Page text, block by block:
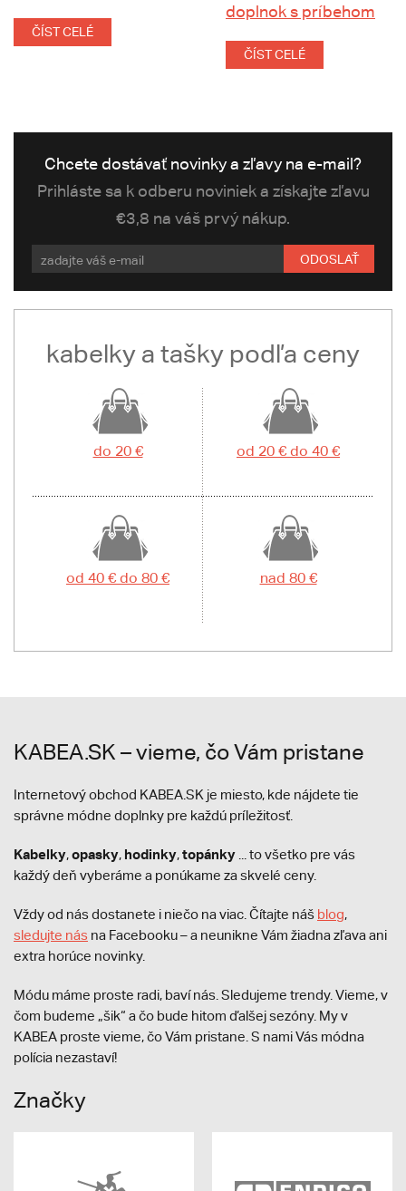
ČÍST CELÉ
doplnok s príbehom
ČÍST CELÉ
Chcete dostávať novinky a zľavy na e-mail?
Prihláste sa k odberu noviniek a získajte zľavu
€3,8 na váš prvý nákup.
ODOSLAŤ
kabelky a tašky podľa ceny
do 20 € od 20 € do 40 €
od 40 € do 80 € nad 80 €
KABEA.SK – vieme, čo Vám pristane
Internetový obchod KABEA.SK je miesto, kde nájdete tie
správne módne doplnky pre každú príležitosť.
Kabelky,opasky, hodinky,topánky ... to všetko pre vás
každý deň vyberáme a ponúkame za skvelé ceny.
Vždy od nás dostanete i niečo na viac. Čítajte náš blog,
sledujte nás na Facebooku – a neunikne Vám žiadna zľava ani
extra horúce novinky.
Módu máme proste radi, baví nás. Sledujeme trendy. Vieme, v
čom budeme „šik“ a čo bude hitom ďalšej sezóny. My v
KABEA proste vieme, čo Vám pristane. S nami Vás módna
polícia nezastaví!
Značky